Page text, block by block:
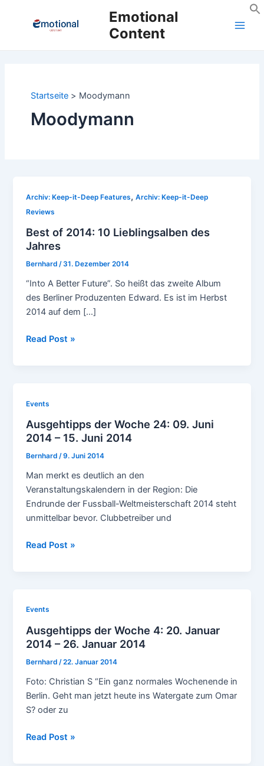
Emotional
Content
Startseite Moodymann
Moodymann
Archiv: Keep-it-Deep Features,Archiv: Keep-it-Deep
Reviews
Best of 2014: 10 Lieblingsalben des
Jahres
Bernhard/31. Dezember 2014
“Into A Better Future”. So heißt das zweite Album
des Berliner Produzenten Edward. Es ist im Herbst
2014 auf dem […]
Best
des
Jahres
Read Post »
Events
Ausgehtipps der Woche 24: 09. Juni
2014 – 15. Juni 2014
Bernhard/9. Juni 2014
Man merkt es deutlich an den
Veranstaltungskalendern in der Region: Die
Endrunde der Fussball-Weltmeisterschaft 2014 steht
unmittelbar bevor. Clubbetreiber und
Ausgehtipps
Juni
2014
–
15.
2014
Read Post »
Events
Ausgehtipps der Woche 4: 20. Januar
2014 – 26. Januar 2014
Bernhard/22. Januar 2014
Foto: Christian S “Ein ganz normales Wochenende in
Berlin. Geht man jetzt heute ins Watergate zum Omar
S? oder zu
Ausgehtipps
Read Post »